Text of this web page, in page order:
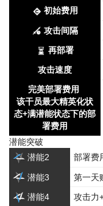
初始费用
攻击间隔
再部署
攻击速度
完美部署费用
该干员最大精英化状
态+满潜能状态下的部
署费用
潜能突破
潜能2
部署费
潜能3 第一天
潜能4 攻击力